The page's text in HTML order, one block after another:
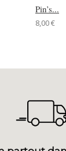
Pin’s...
8,00 €